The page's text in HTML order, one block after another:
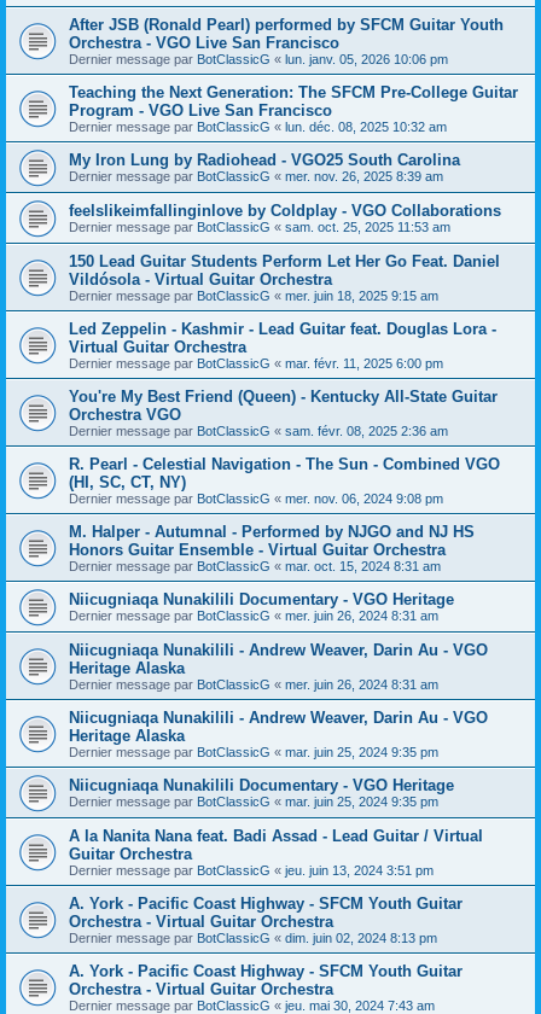
After JSB (Ronald Pearl) performed by SFCM Guitar Youth
Orchestra - VGO Live San Francisco
Dernier message par BotClassicG « lun. janv. 05, 2026 10:06 pm
Teaching the Next Generation: The SFCM Pre-College Guitar
Program - VGO Live San Francisco
Dernier message par BotClassicG « lun. déc. 08, 2025 10:32 am
My Iron Lung by Radiohead - VGO25 South Carolina
Dernier message par BotClassicG « mer. nov. 26, 2025 8:39 am
feelslikeimfallinginlove by Coldplay - VGO Collaborations
Dernier message par BotClassicG « sam. oct. 25, 2025 11:53 am
150 Lead Guitar Students Perform Let Her Go Feat. Daniel
Vildósola - Virtual Guitar Orchestra
Dernier message par BotClassicG « mer. juin 18, 2025 9:15 am
Led Zeppelin - Kashmir - Lead Guitar feat. Douglas Lora -
Virtual Guitar Orchestra
Dernier message par BotClassicG « mar. févr. 11, 2025 6:00 pm
You're My Best Friend (Queen) - Kentucky All-State Guitar
Orchestra VGO
Dernier message par BotClassicG « sam. févr. 08, 2025 2:36 am
R. Pearl - Celestial Navigation - The Sun - Combined VGO
(HI, SC, CT, NY)
Dernier message par BotClassicG « mer. nov. 06, 2024 9:08 pm
M. Halper - Autumnal - Performed by NJGO and NJ HS
Honors Guitar Ensemble - Virtual Guitar Orchestra
Dernier message par BotClassicG « mar. oct. 15, 2024 8:31 am
Niicugniaqa Nunakilili Documentary - VGO Heritage
Dernier message par BotClassicG « mer. juin 26, 2024 8:31 am
Niicugniaqa Nunakilili - Andrew Weaver, Darin Au - VGO
Heritage Alaska
Dernier message par BotClassicG « mer. juin 26, 2024 8:31 am
Niicugniaqa Nunakilili - Andrew Weaver, Darin Au - VGO
Heritage Alaska
Dernier message par BotClassicG « mar. juin 25, 2024 9:35 pm
Niicugniaqa Nunakilili Documentary - VGO Heritage
Dernier message par BotClassicG « mar. juin 25, 2024 9:35 pm
A la Nanita Nana feat. Badi Assad - Lead Guitar / Virtual
Guitar Orchestra
Dernier message par BotClassicG « jeu. juin 13, 2024 3:51 pm
A. York - Pacific Coast Highway - SFCM Youth Guitar
Orchestra - Virtual Guitar Orchestra
Dernier message par BotClassicG « dim. juin 02, 2024 8:13 pm
A. York - Pacific Coast Highway - SFCM Youth Guitar
Orchestra - Virtual Guitar Orchestra
Dernier message par BotClassicG « jeu. mai 30, 2024 7:43 am